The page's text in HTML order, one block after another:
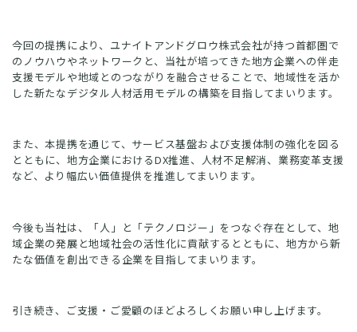
今回の提携により、ユナイトアンドグロウ株式会社が持つ首都圏で
のノウハウやネットワークと、当社が培ってきた地方企業への伴走
支援モデルや地域とのつながりを融合させることで、地域性を活か
した新たなデジタル人材活用モデルの構築を目指してまいります。
また、本提携を通じて、サービス基盤および支援体制の強化を図る
とともに、地方企業におけるDX推進、人材不足解消、業務変革支援
など、より幅広い価値提供を推進してまいります。
今後も当社は、「人」と「テクノロジー」をつなぐ存在として、地
域企業の発展と地域社会の活性化に貢献するとともに、地方から新
たな価値を創出できる企業を目指してまいります。
引き続き、ご支援・ご愛顧のほどよろしくお願い申し上げます。